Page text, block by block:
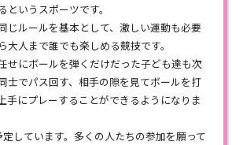
というスポーツです。
じルールを基本として、激しい運動も必要
大人まで誰でも楽しめる競技です。
せにボールを弾くだけだった子ども達も次
士でパス回す、相手の隙を見てボールを打
手にプレーすることができるようになりま
しています。多くの人たちの参加を願って